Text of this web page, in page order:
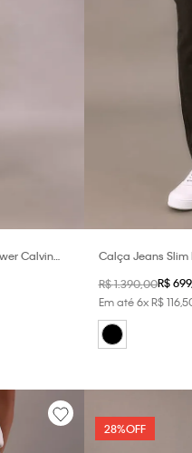
Calvin
Calça Jeans Slim
R$1.390,00R$ 699,
Em até6xR$ 116,
28%OFF